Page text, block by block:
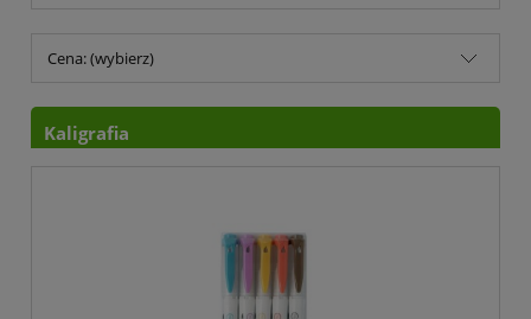
Cena: (wybierz)
Kaligrafia